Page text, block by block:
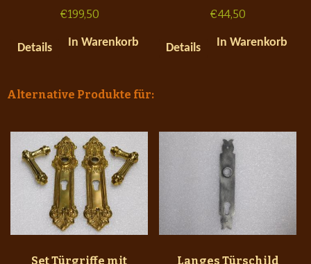
€199,50
Details In Warenkorb
€44,50
Details In Warenkorb
Alternative Produkte für:
Set Türgriffe mit
Langes Türschild